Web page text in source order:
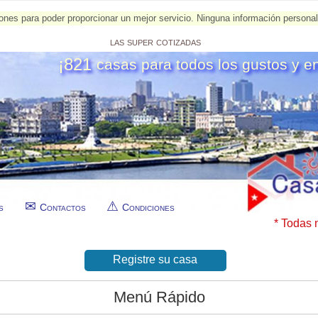
para poder proporcionar un mejor servicio. Ninguna información
las super cotizadas
* Todas
¡821casas para todos los gustos y
Contactos Condiciones
Registre su casa
Menú Rápido